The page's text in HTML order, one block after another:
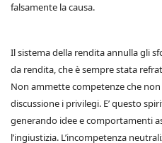
falsamente la causa.
Il sistema della rendita annulla gli
da rendita, che è sempre stata
Non ammette competenze che
discussione i privilegi. E’ questo
generando idee e comportamenti
l’ingiustizia. L’incompetenza